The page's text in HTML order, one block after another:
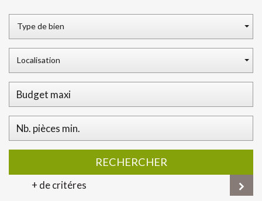
Type de bien
Localisation
RECHERCHER
+ de critéres